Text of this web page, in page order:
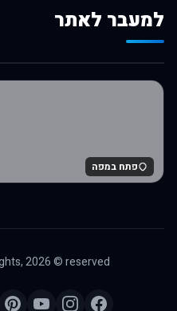
למעבר לאתר
לרכישה באלי אקספרס
פתח במפה
2026© reserved